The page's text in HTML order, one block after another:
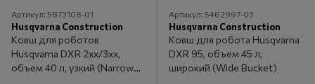
Артикул: 5873108‑01
Husqvarna Construction
Ковш для роботов
Husqvarna DXR 2xx/3xx,
объем 40 л, узкий (Narrow
Артикул: 5462997‑03
Husqvarna Construction
Ковш для робота Husqvarna
DXR 95, объем 45 л,
широкий (Wide Bucket)